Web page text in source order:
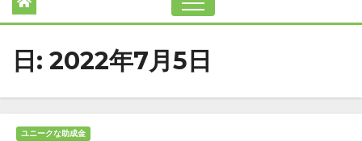
日: 2022年7月5日
ユニークな助成金